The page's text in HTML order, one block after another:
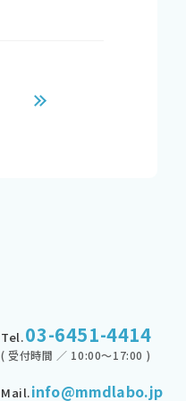
Tel.03-6451-4414
( 受付時間 ／ 10:00～17:00 )
Mail.info@mmdlabo.jp